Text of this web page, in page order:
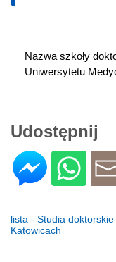
Nazwa szkoły
Uniwersytetu
Udostępnij
lista - Studia
Katowicach